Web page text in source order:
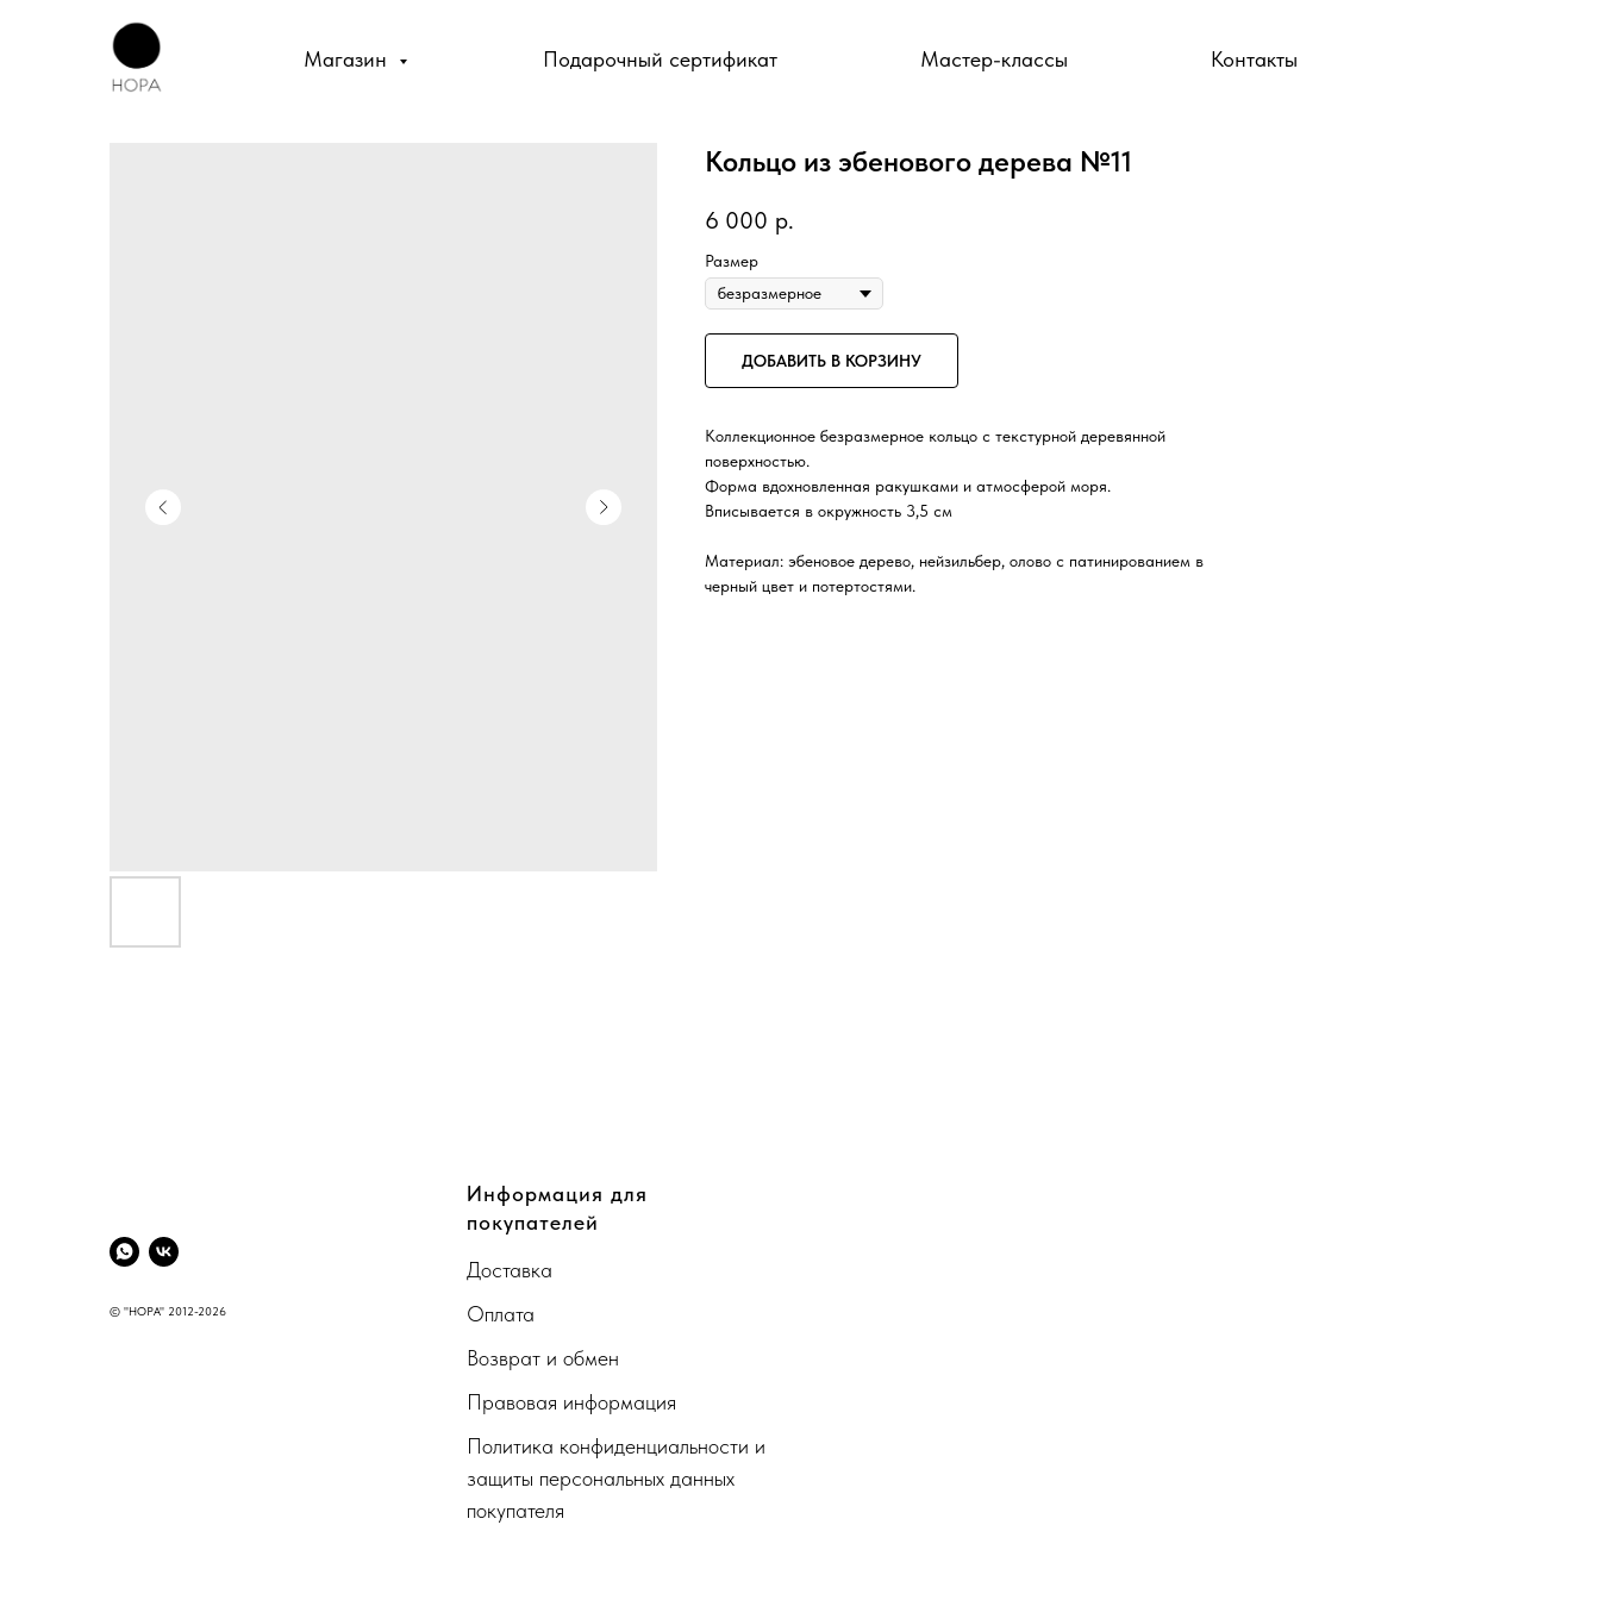
Магазин Подарочный сертификат Мастер-классы Контакты
Кольцо из эбенового дерева №11
6 000 р.
Размер
ДОБАВИТЬ В КОРЗИНУ
Коллекционное безразмерное кольцо с текстурной деревянной
поверхностью.
Форма вдохновленная ракушками и атмосферой моря.
Вписывается в окружность 3,5 см
Материал: эбеновое дерево, нейзильбер, олово с патинированием в
черный цвет и потертостями.
© "НОРА" 2012-2026
Информация для
покупателей
Доставка
Оплата
Возврат и обмен
Правовая информация
Политика конфиденциальности и
защиты персональных данных
покупателя